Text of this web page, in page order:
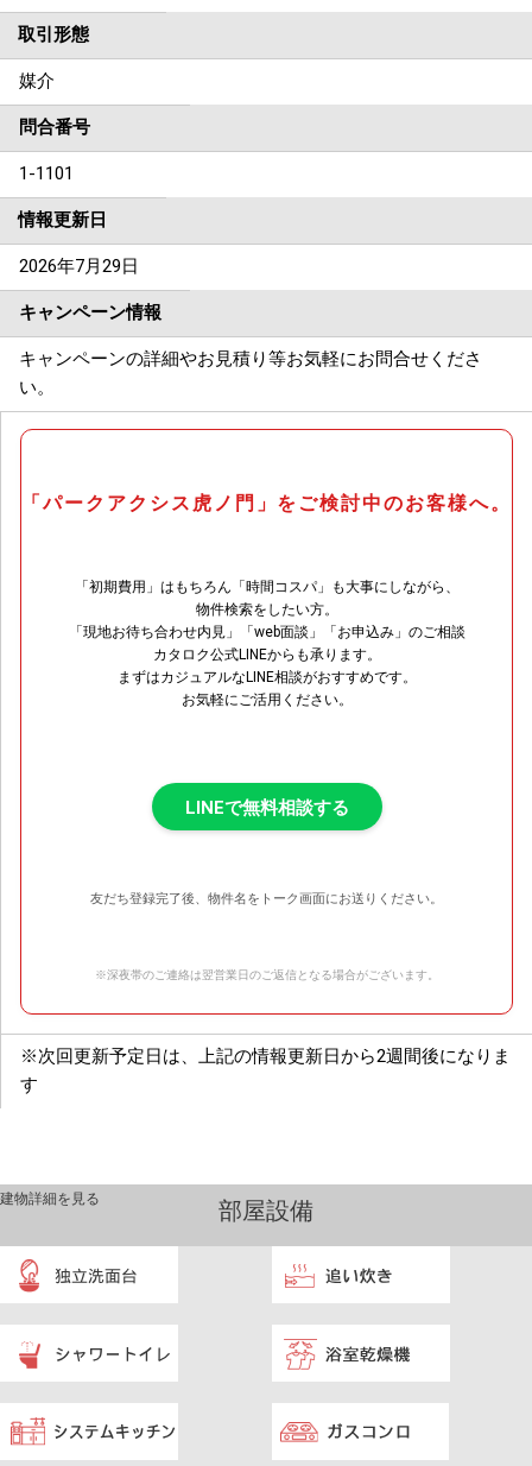
取引形態
媒介
問合番号
1-1101
情報更新日
2026年7月29日
キャンペーン情報
キャンペーンの詳細やお見積り等お気軽にお問合せくださ
い。
「パークアクシス虎ノ門」をご検討中のお客様へ。
「初期費用」はもちろん「時間コスパ」も大事にしながら、
物件検索をしたい方。
「現地お待ち合わせ内見」「web面談」「お申込み」のご相談
カタロク公式LINEからも承ります。
まずはカジュアルなLINE相談がおすすめです。
お気軽にご活用ください。
LINEで無料相談する
友だち登録完了後、物件名をトーク画面にお送りください。
※深夜帯のご連絡は翌営業日のご返信となる場合がございます。
※次回更新予定日は、上記の情報更新日から2週間後になりま
す
部屋設備
建物詳細を見る